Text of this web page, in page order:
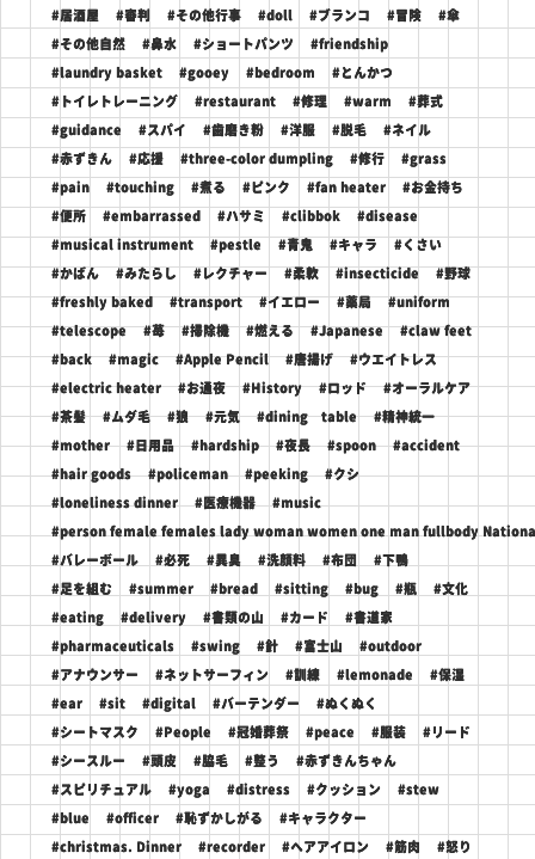
#居酒屋 #審判 #その他行事 #doll #ブランコ #冒険 #傘
#その他自然 #鼻水 #ショートパンツ #friendship
#laundry basket #gooey #bedroom #とんかつ
#トイレトレーニング #restaurant #修理 #warm #葬式
#guidance #スパイ #歯磨き粉 #洋服 #脱毛 #ネイル
#赤ずきん #応援 #three-color dumpling #修行 #grass
#pain #touching #煮る #ピンク #fan heater #お金持ち
#便所 #embarrassed #ハサミ #clibbok #disease
#musical instrument #pestle #青鬼 #キャラ #くさい
#かばん #みたらし #レクチャー #柔軟 #insecticide #野球
#freshly baked #transport #イエロー #薬局 #uniform
#telescope #苺 #掃除機 #燃える #Japanese #claw feet
#back #magic #Apple Pencil #唐揚げ #ウエイトレス
#electric heater #お通夜 #History #ロッド #オーラルケア
#茶髪 #ムダ毛 #狼 #元気 #dining table #精神統一
#mother #日用品 #hardship #夜長 #spoon #accident
#hair goods #policeman #peeking #クシ
#loneliness dinner #医療機器 #music
#person female females lady woman women one man fullbody
#バレーボール #必死 #異臭 #洗顔料 #布団 #下鴨
#足を組む #summer #bread #sitting #bug #瓶 #文化
#eating #delivery #書類の山 #カード #書道家
#pharmaceuticals #swing #針 #富士山 #outdoor
#アナウンサー #ネットサーフィン #訓練 #lemonade #保湿
#ear #sit #digital #バーテンダー #ぬくぬく
#シートマスク #People #冠婚葬祭 #peace #服装 #リード
#シースルー #頭皮 #脇毛 #整う #赤ずきんちゃん
#スピリチュアル #yoga #distress #クッション #stew
#blue #officer #恥ずかしがる #キャラクター
#christmas. Dinner #recorder #ヘアアイロン #筋肉 #怒り